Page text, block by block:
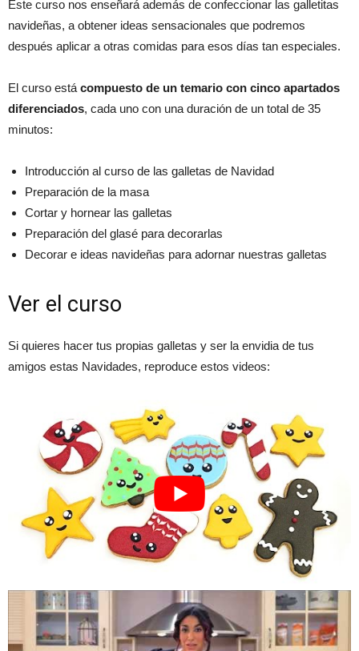
Este curso nos enseñará además de confeccionar las galletitas
navideñas, a obtener ideas sensacionales que podremos
después aplicar a otras comidas para esos días tan especiales.
El curso está compuesto de un temario con cinco apartados
diferenciados, cada uno con una duración de un total de 35
minutos:
Introducción al curso de las galletas de Navidad
Preparación de la masa
Cortar y hornear las galletas
Preparación del glasé para decorarlas
Decorar e ideas navideñas para adornar nuestras galletas
Ver el curso
Si quieres hacer tus propias galletas y ser la envidia de tus
amigos estas Navidades, reproduce estos videos: